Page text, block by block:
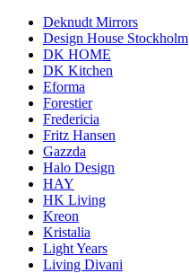
Deknudt Mirrors
Design House Stockholm
DK HOME
DK Kitchen
Eforma
Forestier
Fredericia
Fritz Hansen
Gazzda
Halo Design
HAY
HK Living
Kreon
Kristalia
Light Years
Living Divani